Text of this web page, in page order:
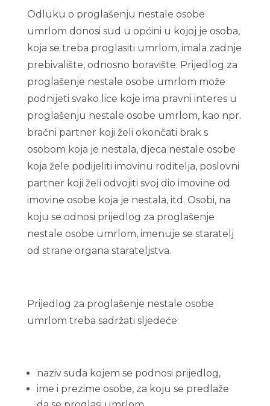
Odluku o proglašenju nestale osobe
umrlom donosi sud u općini u kojoj je osoba,
koja se treba proglasiti umrlom, imala zadnje
prebivalište, odnosno boravište. Prijedlog za
proglašenje nestale osobe umrlom može
podnijeti svako lice koje ima pravni interes u
proglašenju nestale osobe umrlom, kao npr.
bračni partner koji želi okončati brak s
osobom koja je nestala, djeca nestale osobe
koja žele podijeliti imovinu roditelja, poslovni
partner koji želi odvojiti svoj dio imovine od
imovine osobe koja je nestala, itd. Osobi, na
koju se odnosi prijedlog za proglašenje
nestale osobe umrlom, imenuje se staratelj
od strane organa starateljstva.
Prijedlog za proglašenje nestale osobe
umrlom treba sadržati sljedeće:
naziv suda kojem se podnosi prijedlog,
ime i prezime osobe, za koju se predlaže